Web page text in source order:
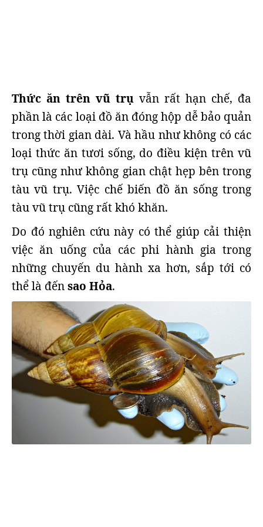
Thức ăn trên vũ trụ vẫn rất hạn chế, đa
phần là các loại đồ ăn đóng hộp dễ bảo quản
trong thời gian dài. Và hầu như không có các
loại thức ăn tươi sống, do điều kiện trên vũ
trụ cũng như không gian chật hẹp bên trong
tàu vũ trụ. Việc chế biến đồ ăn sống trong
tàu vũ trụ cũng rất khó khăn.
Do đó nghiên cứu này có thể giúp cải thiện
việc ăn uống của các phi hành gia trong
những chuyến du hành xa hơn, sắp tới có
thể là đếnsao Hỏa.